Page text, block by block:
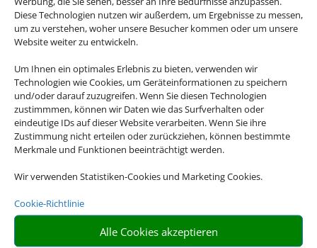
Diese Technologien nutzen wir außerdem, um Ergebnisse zu messen,
um zu verstehen, woher unsere Besucher kommen oder um unsere
Website weiter zu entwickeln.
Um Ihnen ein optimales Erlebnis zu bieten, verwenden wir
Technologien wie Cookies, um Geräteinformationen zu speichern
und/oder darauf zuzugreifen. Wenn Sie diesen Technologien
zustimmmen, können wir Daten wie das Surfverhalten oder
eindeutige IDs auf dieser Website verarbeiten. Wenn Sie ihre
Zustimmung nicht erteilen oder zurückziehen, können bestimmte
Merkmale und Funktionen beeinträchtigt werden.
Wir verwenden Statistiken-Cookies und Marketing Cookies.
Cookie-Richtlinie
Alle Cookies akzeptieren